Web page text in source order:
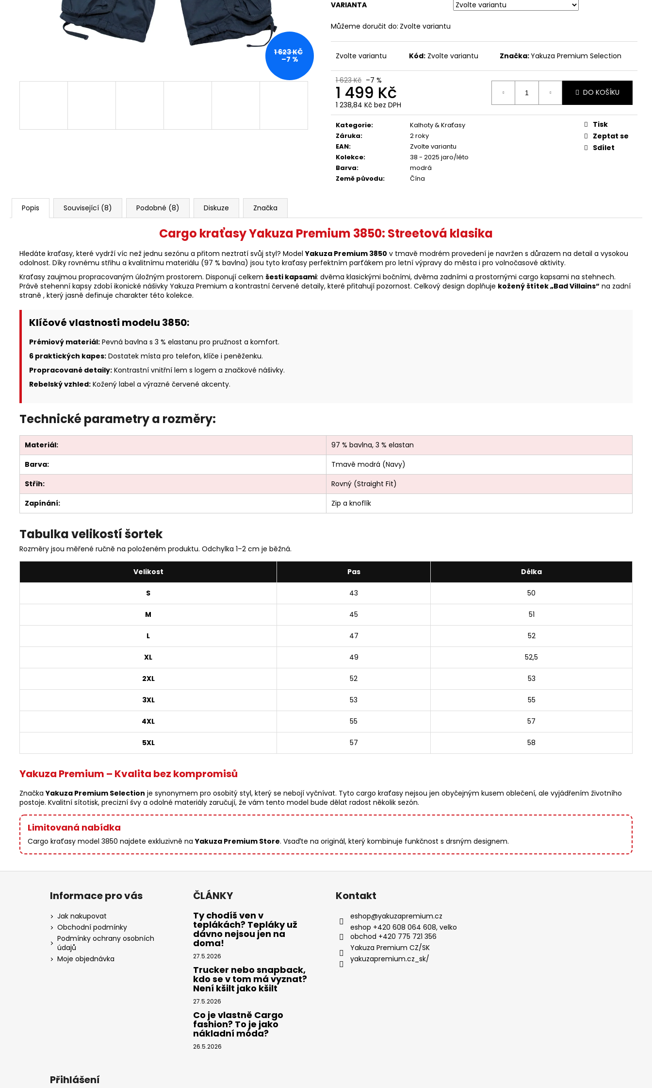
VARIANTA
Můžeme doručit do: Zvolte variantu
Zvolte variantu Kód: Zvolte variantu Značka:Yakuza Premium Selection
1 623 Kč –7 %
1 499 Kč
1 238,84 Kč bez DPH
Měrná
cena:
DO KOŠÍKU
Kategorie:
Kalhoty & Kraťasy
Záruka:
2 roky
EAN:
Zvolte variantu
Kolekce:
38 - 2025 jaro/léto
Barva:
modrá
Země původu: Čína
Tisk
Zeptat se
Sdílet
1 623 KČ
–7 %
Popis Související (8) Podobné (8) Diskuze Značka
Cargo kraťasy Yakuza Premium 3850: Streetová klasika
Hledáte kraťasy, které vydrží víc než jednu sezónu a přitom neztratí svůj styl? ModelYakuza Premium 3850 v tmavě modrém provedení je navržen s důrazem na detail a vysokou
odolnost. Díky rovnému střihu a kvalitnímu materiálu (97 % bavlna) jsou tyto kraťasy perfektním parťákem pro letní výpravy do města i pro volnočasové aktivity.
Kraťasy zaujmou propracovaným úložným prostorem. Disponují celkem šesti kapsami: dvěma klasickými bočními, dvěma zadními a prostornými cargo kapsami na stehnech.
Právě stehenní kapsy zdobí ikonické nášivky Yakuza Premium a kontrastní červené detaily, které přitahují pozornost. Celkový design doplňuje kožený štítek „Bad Villains“ na zadní
straně , který jasně definuje charakter této kolekce.
Klíčové vlastnosti modelu 3850:
Prémiový materiál: Pevná bavlna s 3 % elastanu pro pružnost a komfort.
6 praktických kapes: Dostatek místa pro telefon, klíče i peněženku.
Propracované detaily: Kontrastní vnitřní lem s logem a značkové nášivky.
Rebelský vzhled: Kožený label a výrazné červené akcenty.
Technické parametry a rozměry:
Materiál:
97 % bavlna, 3 % elastan
Barva:
Tmavě modrá (Navy)
Střih:
Rovný (Straight Fit)
Zapínání:
Zip a knoflík
Tabulka velikostí šortek
Rozměry jsou měřené ručně na položeném produktu. Odchylka 1–2 cm je běžná.
Velikost Pas Délka
S 43 50
M 45 51
L 47 52
XL 49 52,5
2XL 52 53
3XL 53 55
4XL 55 57
5XL 57 58
Yakuza Premium – Kvalita bez kompromisů
ZnačkaYakuza Premium Selection je synonymem pro osobitý styl, který se nebojí vyčnívat. Tyto cargo kraťasy nejsou jen obyčejným kusem oblečení, ale vyjádřením životního
postoje. Kvalitní sítotisk, precizní švy a odolné materiály zaručují, že vám tento model bude dělat radost několik sezón.
Limitovaná nabídka
Cargo kraťasy model 3850 najdete exkluzivně naYakuza Premium Store. Vsaďte na originál, který kombinuje funkčnost s drsným designem.
749 Kč
Původně:848 Kč
699 Kč
Původně:873 Kč
Informace pro vás
Jak nakupovat
Obchodní podmínky
Podmínky ochrany osobních
údajů
Moje objednávka
ČLÁNKY
Ty chodíš ven v
teplákách? Tepláky už
dávno nejsou jen na
doma!
27.5.2026
Trucker nebo snapback,
kdo se v tom má vyznat?
Není kšilt jako kšilt
27.5.2026
Co je vlastně Cargo
fashion? To je jako
nákladní móda?
26.5.2026
Kontakt
eshop@yakuzapremium.cz
eshop +420 608 064 608, velko
obchod +420 775 721 356
Yakuza Premium CZ/SK
yakuzapremium.cz_sk/
Přihlášení